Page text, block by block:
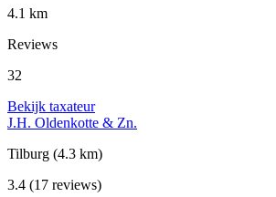
4.1 km
Reviews
32
Bekijk taxateur
J.H. Oldenkotte & Zn.
Tilburg (4.3 km)
3.4 (17 reviews)